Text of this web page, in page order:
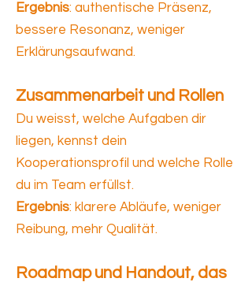
Ergebnis: authentische Präsenz,
bessere Resonanz, weniger
Erklärungsaufwand.
Zusammenarbeit und Rollen
Du weisst, welche Aufgaben dir
liegen, kennst dein
Kooperationsprofil und welche Rolle
du im Team erfüllst.
Ergebnis: klarere Abläufe, weniger
Reibung, mehr Qualität.
Roadmap und Handout, das